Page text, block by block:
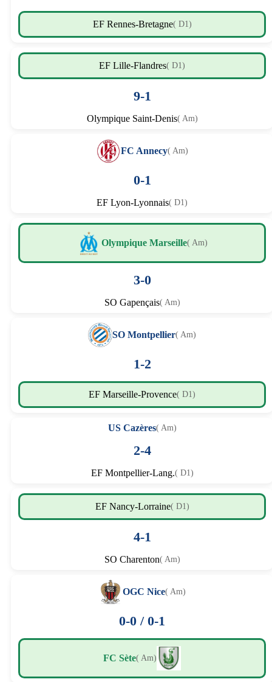
EF Rennes-Bretagne( D1)
EF Lille-Flandres( D1)
9-1
Olympique Saint-Denis( Am)
FC Annecy( Am)
0-1
EF Lyon-Lyonnais( D1)
Olympique Marseille( Am)
3-0
SO Gapençais( Am)
SO Montpellier( Am)
1-2
EF Marseille-Provence( D1)
US Cazères( Am)
2-4
EF Montpellier-Lang.( D1)
EF Nancy-Lorraine( D1)
4-1
SO Charenton( Am)
OGC Nice( Am)
0-0 / 0-1
FC Sète( Am)